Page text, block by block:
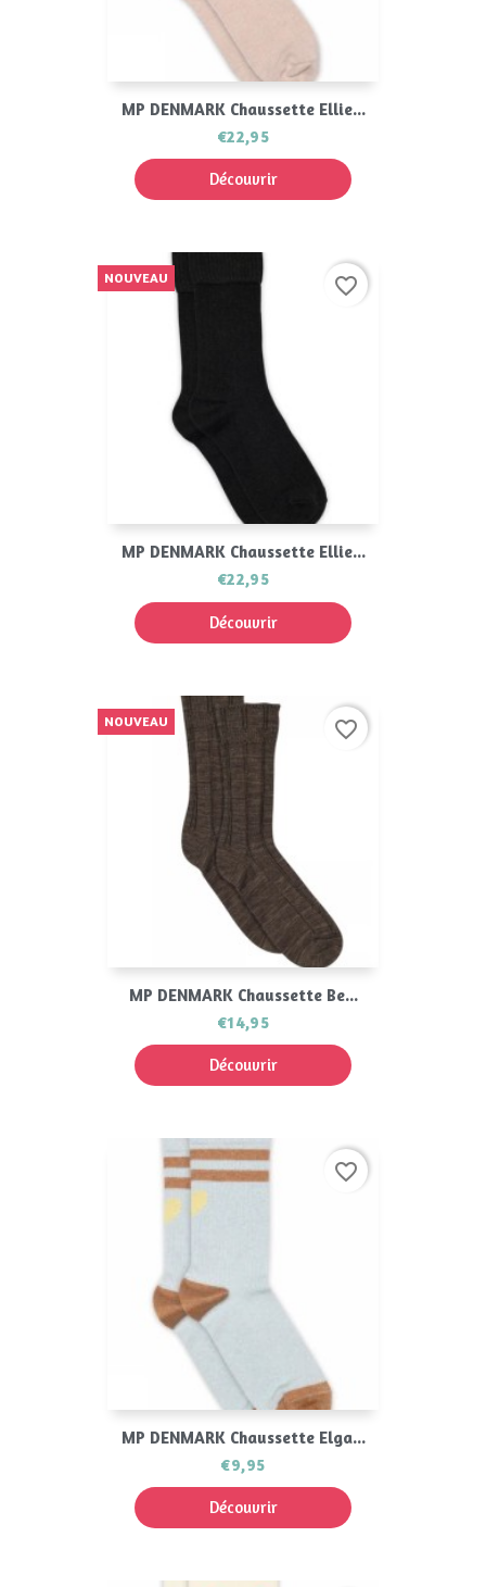
MP DENMARK Chaussette Ellie...
€22,95
Découvrir
MP DENMARK Chaussette Ellie...
€22,95
Découvrir
NOUVEAU favorite_border
MP DENMARK Chaussette Be...
€14,95
Découvrir
NOUVEAU favorite_border
MP DENMARK Chaussette Elga...
€9,95
Découvrir
favorite_border